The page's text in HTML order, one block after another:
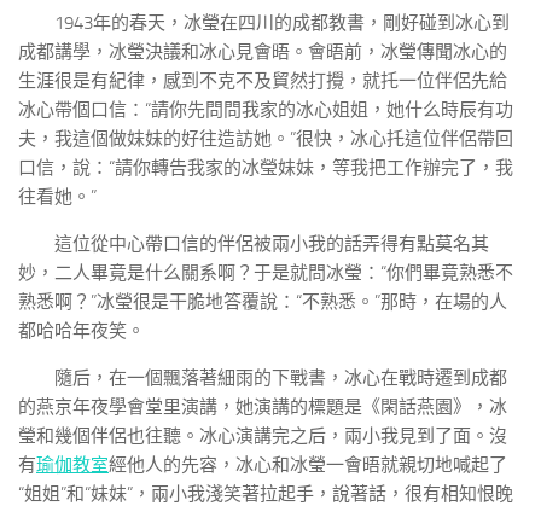
1943年的春天，冰瑩在四川的成都教書，剛好碰到冰心到
成都講學，冰瑩決議和冰心見會晤。會晤前，冰瑩傳聞冰心的
生涯很是有紀律，感到不克不及貿然打攪，就托一位伴侶先給
冰心帶個口信：“請你先問問我家的冰心姐姐，她什么時辰有功
夫，我這個做妹妹的好往造訪她。”很快，冰心托這位伴侶帶回
口信，說：“請你轉告我家的冰瑩妹妹，等我把工作辦完了，我
往看她。”
這位從中心帶口信的伴侶被兩小我的話弄得有點莫名其
妙，二人畢竟是什么關系啊？于是就問冰瑩：“你們畢竟熟悉不
熟悉啊？”冰瑩很是干脆地答覆說：“不熟悉。”那時，在場的人
都哈哈年夜笑。
隨后，在一個飄落著細雨的下戰書，冰心在戰時遷到成都
的燕京年夜學會堂里演講，她演講的標題是《閑話燕園》，冰
瑩和幾個伴侶也往聽。冰心演講完之后，兩小我見到了面。沒
有瑜伽教室經他人的先容，冰心和冰瑩一會晤就親切地喊起了
“姐姐”和“妹妹”，兩小我淺笑著拉起手，說著話，很有相知恨晚